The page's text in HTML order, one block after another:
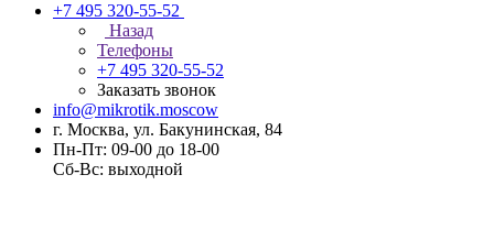
+7 495 320-55-52
Назад
Телефоны
+7 495 320-55-52
Заказать звонок
info@mikrotik.moscow
г. Москва, ул. Бакунинская, 84
Пн-Пт: 09-00 до 18-00
Сб-Вс: выходной